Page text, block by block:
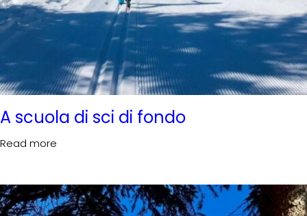
A scuola di sci di fondo
Read more